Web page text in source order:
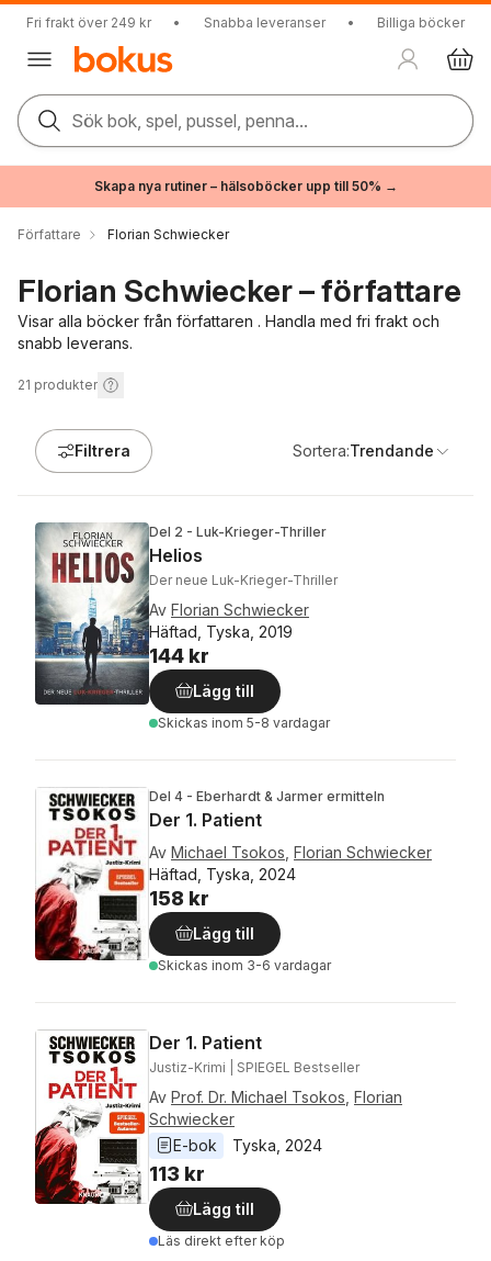
Fri frakt över 249 kr • Snabba leveranser • Billiga böcker
Sök bok, spel, pussel, penna...
Skapa nya rutiner – hälsoböcker upp till 50% →
Författare Florian Schwiecker
Florian Schwiecker – författare
Visar alla böcker från författaren . Handla med fri frakt och
snabb leverans.
21 produkter
Filtrera Sortera:Trendande
Del 2 - Luk-Krieger-Thriller
Helios
Der neue Luk-Krieger-Thriller
Av Florian Schwiecker
Häftad, Tyska, 2019
144 kr
Lägg till
Skickas inom 5-8 vardagar
Del 4 - Eberhardt & Jarmer ermitteln
Der 1. Patient
Av Michael Tsokos Florian Schwiecker
Häftad, Tyska, 2024
158 kr
Lägg till
Skickas inom 3-6 vardagar
Der 1. Patient
Justiz-Krimi | SPIEGEL Bestseller
Av Prof. Dr. Michael Tsokos Florian
Schwiecker
E-bok
Tyska 2024
113 kr
Lägg till
Läs direkt efter köp